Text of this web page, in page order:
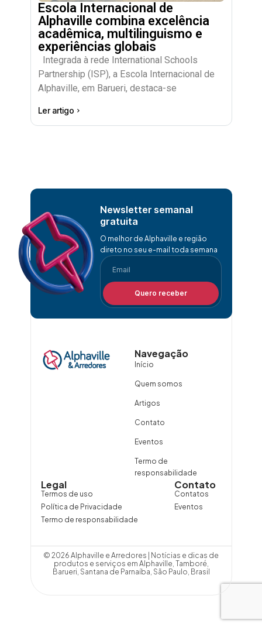
Escola Internacional de
Alphaville combina excelência
acadêmica, multilinguismo e
experiências globais
Integrada à rede International Schools
Partnership (ISP), a Escola Internacional de
Alphaville, em Barueri, destaca-se
Ler artigo
Newsletter semanal
gratuita
O melhor de Alphaville e região
direto no seu e-mail toda semana
Quero receber
Navegação
Início
Quem somos
Artigos
Contato
Eventos
Termo de
responsabilidade
Contato
Contatos
Eventos
Legal
Termos de uso
Política de Privacidade
Termo de responsabilidade
© 2026 Alphaville e Arredores | Notícias e dicas de
produtos e serviços em Alphaville, Tamboré,
Barueri, Santana de Parnaíba, São Paulo, Brasil